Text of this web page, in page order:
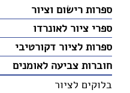
ספרות רישום וציור
ספרי ציור לאונרדו
ספרות לציור דקורטיבי
חוברות צביעה לאומנים
בלוקים לציור